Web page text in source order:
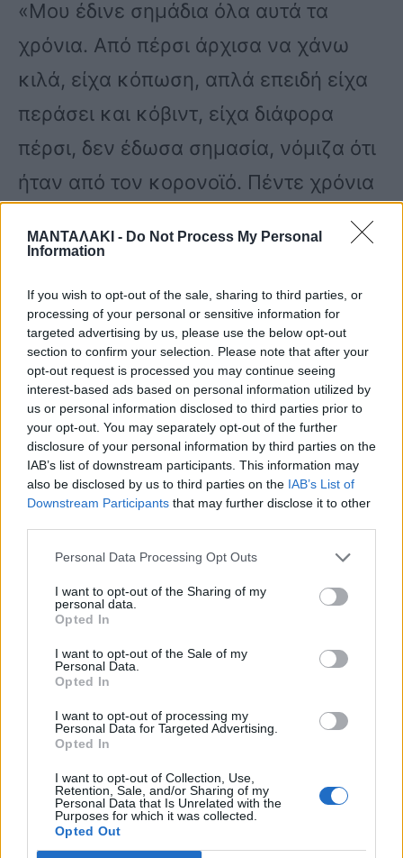
ΜΑΝΤΑΛΑΚΙ - Do Not Process My Personal
Information
If you wish to opt-out of the sale, sharing to third parties, or
processing of your personal or sensitive information for
targeted advertising by us, please use the below opt-out
section to confirm your selection. Please note that after your
opt-out request is processed you may continue seeing
interest-based ads based on personal information utilized by
us or personal information disclosed to third parties prior to
your opt-out. You may separately opt-out of the further
disclosure of your personal information by third parties on the
IAB’s list of downstream participants. This information may
also be disclosed by us to third parties on the IAB’s List of
Downstream Participants that may further disclose it to other
Personal Data Processing Opt Outs
I want to opt-out of the Sharing of my
personal data.
Opted In
I want to opt-out of the Sale of my
Personal Data.
Opted In
I want to opt-out of processing my
Personal Data for Targeted Advertising.
Opted In
I want to opt-out of Collection, Use,
Retention, Sale, and/or Sharing of my
Personal Data that Is Unrelated with the
Purposes for which it was collected.
Opted Out
«Μου έδινε σημάδια όλα αυτά τα
χρόνια. Από πέρσι άρχισα να χάνω
κιλά, είχα κόπωση, απλά επειδή είχα
περάσει και κόβιντ, είχα διάφορα
πέρσι, δεν έδωσα σημασία, νόμιζα ότι
ήταν από τον κορονοϊό. Πέντε χρόνια
γεγονός ότι ήμουν νέος, εξελίχθηκε
πάρα πάρα πολύ αργά» είπε ο Νίκος
Φλωρινιώτης και πρόσθεσε η μητέρα
του: «Αυτό τον έσωσε, κατά τη δική
μου γνώμη».
«Είναι μελάνωμα. Μιλάμε για
μεγαλογιατρούς που πήγα στην αρχή
έλεγαν ότι είναι λίπωμα και τους λέω
πρέπει να το βγάλω τώρα, ‘όχι μην
αγχώνεσαι’ μου είπαν. Ο ένας γιατρός
με έστελνε στον άλλον, άλλαξα
περίπου 10» συμπλήρωσε ο Νίκος
Φλωρινιώτης.
Δείτε το βίντεο με τη συγκλονιστική
εξομολόγηση: